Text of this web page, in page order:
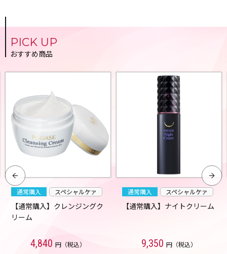
PICK UP
おすすめ商品
通常購入 スペシャルケァ
【通常購入】クレンジングク
リーム
4,840 円（税込）
通常購入 スペシャルケァ
【通常購入】ナイトクリーム
9,350 円（税込）